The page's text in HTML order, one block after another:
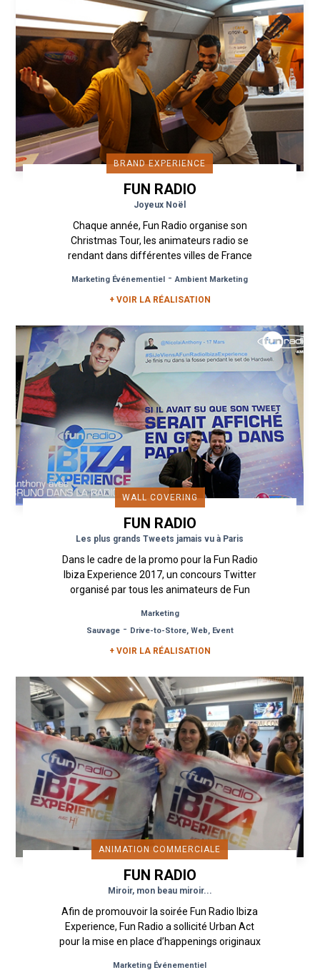
BRAND EXPERIENCE
FUN RADIO
Joyeux Noël
Chaque année, Fun Radio organise son
Christmas Tour, les animateurs radio se
rendant dans différentes villes de France
Marketing Événementiel - Ambient Marketing
+ VOIR LA RÉALISATION
WALL COVERING
FUN RADIO
Les plus grands Tweets jamais vu à Paris
Dans le cadre de la promo pour la Fun Radio
Ibiza Experience 2017, un concours Twitter
organisé par tous les animateurs de Fun
Marketing
Sauvage- Drive-to-Store, Web, Event
+ VOIR LA RÉALISATION
ANIMATION COMMERCIALE
FUN RADIO
Miroir, mon beau miroir...
Afin de promouvoir la soirée Fun Radio Ibiza
Experience, Fun Radio a sollicité Urban Act
pour la mise en place d’happenings originaux
Marketing Événementiel